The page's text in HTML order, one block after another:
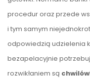
procedur oraz przede
i tym samym
odpowiedzią udzielenia
bezapelacyjnie
rozwikłaniem są